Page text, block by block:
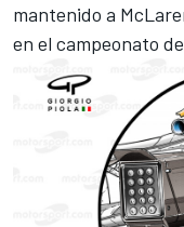
mantenido a
en el campeonato